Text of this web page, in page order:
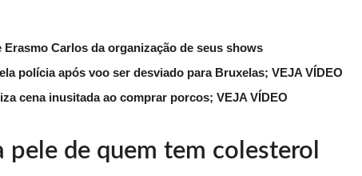
Carlos da organização de seus shows
polícia após voo ser desviado para Bruxelas; VEJA VÍDEO
cena inusitada ao comprar porcos; VEJA VÍDEO
pele de quem tem colesterol